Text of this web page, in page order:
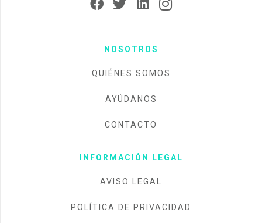
NOSOTROS
QUIÉNES SOMOS
AYÚDANOS
CONTACTO
INFORMACIÓN LEGAL
AVISO LEGAL
POLÍTICA DE PRIVACIDAD